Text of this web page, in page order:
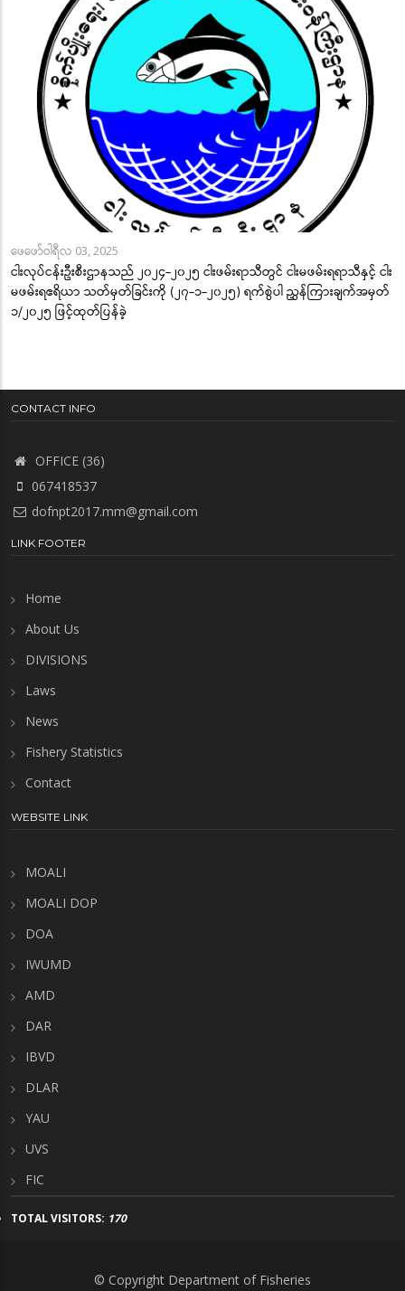
ဖေဖော်ဝါရီလ 03, 2025
ငါးလုပ်ငန်းဦးစီးဌာနသည် ၂၀၂၄-၂၀၂၅ ငါးဖမ်းရာသီတွင် ငါးမဖမ်းရရာသီနှင့် ငါး
မဖမ်းရဧရိယာ သတ်မှတ်ခြင်းကို (၂၇-၁-၂၀၂၅) ရက်စွဲပါ ညွှန်ကြားချက်အမှတ်
၁/၂၀၂၅ ဖြင့်ထုတ်ပြန်ခဲ့
CONTACT INFO
OFFICE (36)
067418537
dofnpt2017.mm@gmail.com
LINK FOOTER
Home
About Us
DIVISIONS
Laws
News
Fishery Statistics
Contact
WEBSITE LINK
MOALI
MOALI DOP
DOA
IWUMD
AMD
DAR
IBVD
DLAR
YAU
UVS
FIC
TOTAL VISITORS: 170
© Copyright Department of Fisheries